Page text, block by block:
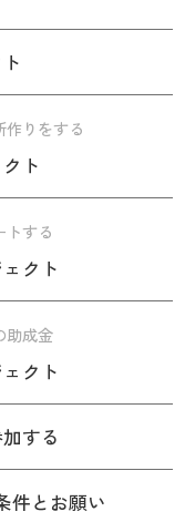
りをする
ト
トする
クト
助成金
クト
する
件とお願い